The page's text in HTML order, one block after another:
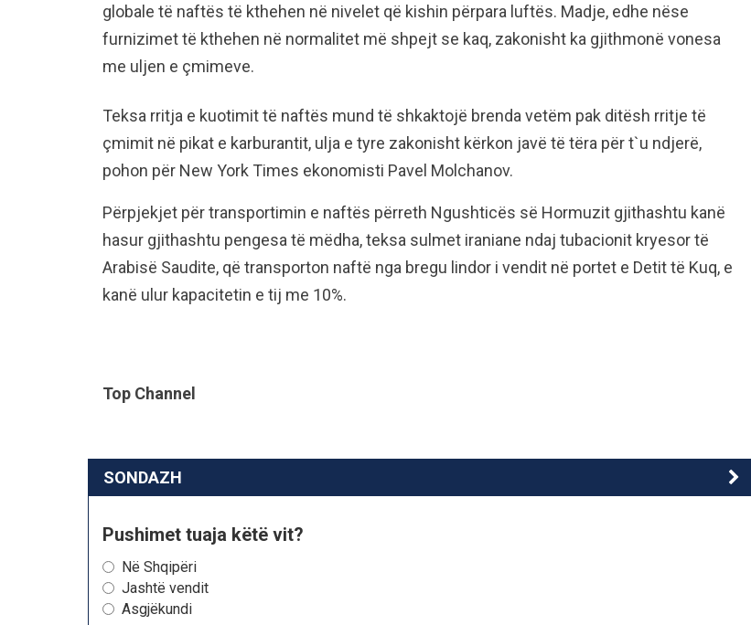
globale të naftës të kthehen në nivelet që kishin përpara luftës. Madje, edhe nëse
furnizimet të kthehen në normalitet më shpejt se kaq, zakonisht ka gjithmonë vonesa
me uljen e çmimeve.
Teksa rritja e kuotimit të naftës mund të shkaktojë brenda vetëm pak ditësh rritje të
çmimit në pikat e karburantit, ulja e tyre zakonisht kërkon javë të tëra për t`u ndjerë,
pohon për New York Times ekonomisti Pavel Molchanov.
Përpjekjet për transportimin e naftës përreth Ngushticës së Hormuzit gjithashtu kanë
hasur gjithashtu pengesa të mëdha, teksa sulmet iraniane ndaj tubacionit kryesor të
Arabisë Saudite, që transporton naftë nga bregu lindor i vendit në portet e Detit të Kuq, e
kanë ulur kapacitetin e tij me 10%.
Top Channel
SONDAZH
Pushimet tuaja këtë vit?
Në Shqipëri
Jashtë vendit
Asgjëkundi